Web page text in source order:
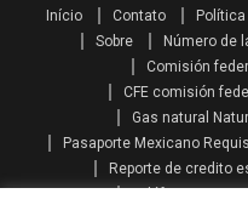
Início
Contato
Sobre
Número de
Comisión
CFE comisión
Gas natural
Pasaporte Mexicano
Reporte de credito